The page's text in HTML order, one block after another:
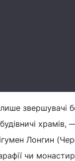
звершувачі
Лонгин
чи